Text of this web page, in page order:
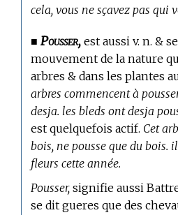
cela, vous ne sçavez pas qui
■Pousser, est aussi v. n. &
mouvement de la nature
arbres & dans les plantes
arbres commencent à
desja. les bleds ont desja
est quelquefois actif. Cet
bois, ne pousse que du bois.
fleurs cette année.
Pousser, signifie aussi
se dit gueres que des